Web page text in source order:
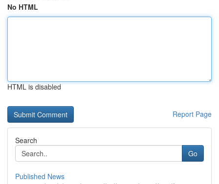
No HTML
HTML is disabled
Report Page
Search
Go
Published News